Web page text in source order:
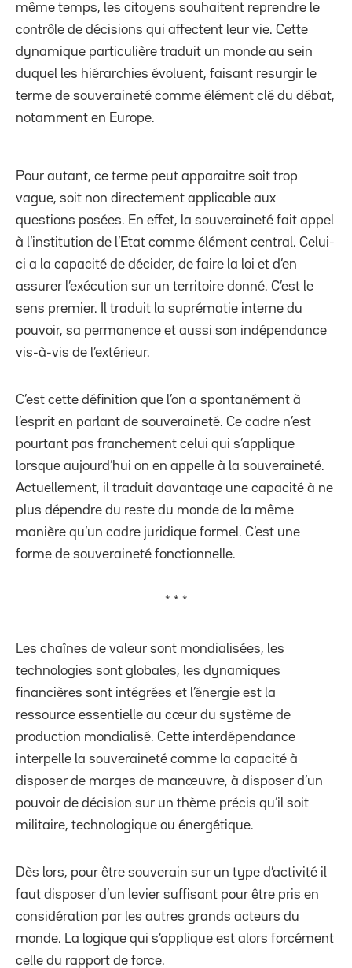
même temps, les citoyens souhaitent reprendre le
contrôle de décisions qui affectent leur vie. Cette
dynamique particulière traduit un monde au sein
duquel les hiérarchies évoluent, faisant resurgir le
terme de souveraineté comme élément clé du débat,
notamment en Europe.
Pour autant, ce terme peut apparaitre soit trop
vague, soit non directement applicable aux
questions posées. En effet, la souveraineté fait appel
à l’institution de l’Etat comme élément central. Celui-
ci a la capacité de décider, de faire la loi et d’en
assurer l’exécution sur un territoire donné. C’est le
sens premier. Il traduit la suprématie interne du
pouvoir, sa permanence et aussi son indépendance
vis-à-vis de l’extérieur.
C’est cette définition que l’on a spontanément à
l’esprit en parlant de souveraineté. Ce cadre n’est
pourtant pas franchement celui qui s’applique
lorsque aujourd’hui on en appelle à la souveraineté.
Actuellement, il traduit davantage une capacité à ne
plus dépendre du reste du monde de la même
manière qu’un cadre juridique formel. C’est une
forme de souveraineté fonctionnelle.
* * *
Les chaînes de valeur sont mondialisées, les
technologies sont globales, les dynamiques
financières sont intégrées et l’énergie est la
ressource essentielle au cœur du système de
production mondialisé. Cette interdépendance
interpelle la souveraineté comme la capacité à
disposer de marges de manœuvre, à disposer d’un
pouvoir de décision sur un thème précis qu’il soit
militaire, technologique ou énergétique.
Dès lors, pour être souverain sur un type d’activité il
faut disposer d’un levier suffisant pour être pris en
considération par les autres grands acteurs du
monde. La logique qui s’applique est alors forcément
celle du rapport de force.